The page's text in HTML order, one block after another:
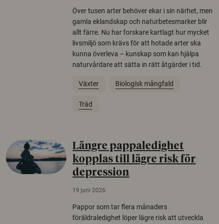
Över tusen arter behöver ekar i sin närhet, men
gamla eklandskap och naturbetesmarker blir
allt färre. Nu har forskare kartlagt hur mycket
livsmiljö som krävs för att hotade arter ska
kunna överleva – kunskap som kan hjälpa
naturvårdare att sätta in rätt åtgärder i tid.
Växter Biologisk mångfald
Träd
Längre pappaledighet
kopplas till lägre risk för
depression
19 juni 2026
Pappor som tar flera månaders
föräldraledighet löper lägre risk att utveckla